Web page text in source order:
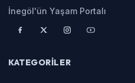
İnegöl'ün Yaşam Portalı
KATEGORILER